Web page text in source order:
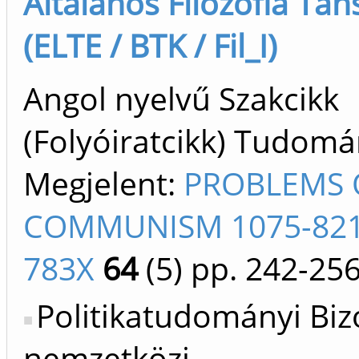
(ELTE / BTK / Fil_I)
Angol nyelvű Szakcikk
(Folyóiratcikk)
Megjelent: PROBLEMS
COMMUNISM 1075-
783X 64(5) pp. 242-
Politikatudományi